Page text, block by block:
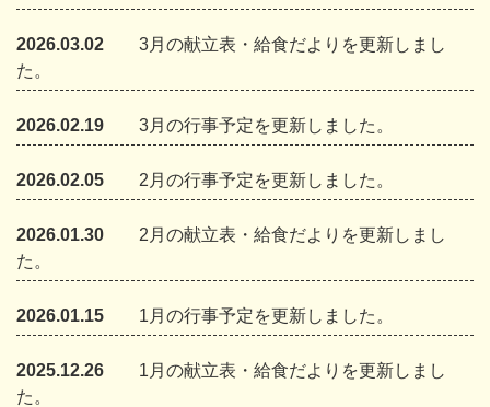
2026.03.02
3月の献立表・給食だよりを更新しまし
た。
2026.02.19 3月の行事予定を更新しました。
2026.02.05 2月の行事予定を更新しました。
2026.01.30
2月の献立表・給食だよりを更新しまし
た。
2026.01.15 1月の行事予定を更新しました。
2025.12.26
1月の献立表・給食だよりを更新しまし
た。